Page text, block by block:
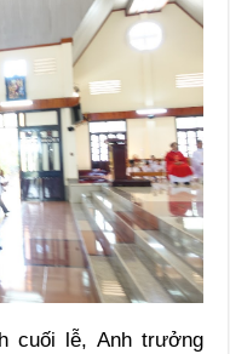
cuối lễ, Anh trưởng